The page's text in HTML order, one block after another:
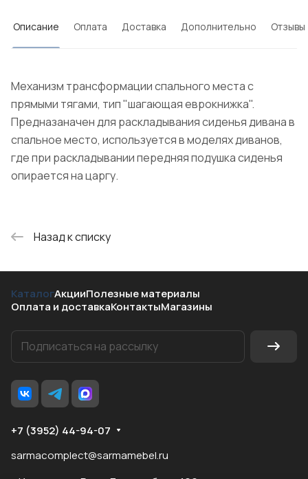
Описание Оплата Доставка Дополнительно Отзывы
Механизм трансформации спального места с
прямыми тягами, тип "шагающая еврокнижка".
Предназаначен для раскладывания сиденья дивана в
спальное место, используется в моделях диванов,
где при раскладывании передняя подушка сиденья
опирается на царгу.
Назад к списку
КаталогАкцииПолезные материалы
Оплата и доставкаКонтактыМагазины
+7 (3952) 44-94-07
sarmacomplect@sarmamebel.ru